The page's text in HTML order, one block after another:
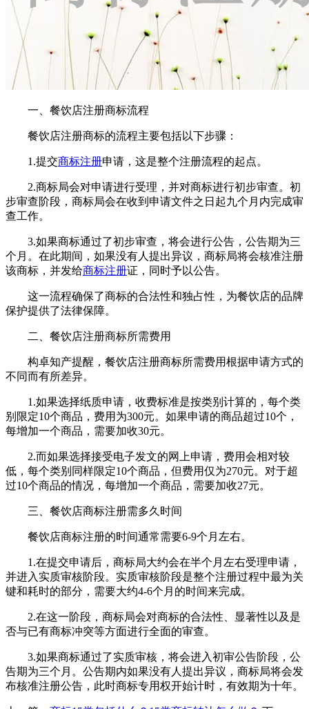
一、餐饮店注册商标流程
餐饮店注册商标的流程主要包括以下步骤：
1.提交商标注册申请，这是整个注册流程的起点。
2.商标局会对申请进行受理，并对商标进行初步审查。初
步审查阶段，商标局会在收到申请文件之日起九个月内完成审
查工作。
3.如果商标通过了初步审查，将会进行公告，公告期为三
个月。在此期间，如果没有人提出异议，商标局将会核准注册
该商标，并发给商标注册证，同时予以公告。
这一流程确保了商标的合法性和独占性，为餐饮店的品牌
保护提供了法律保障。
二、餐饮店注册商标所需费用
构卓知产提醒，餐饮店注册商标所需费用根据申请方式的
不同而有所差异。
1.如果选择纸质申请，收费标准是按类别计算的，每个类
别限定10个商品，费用为300元。如果申请的商品超过10个，
每增加一个商品，需要加收30元。
2.而如果选择接受电子发文的网上申请，费用会相对较
低，每个类别同样限定10个商品，但费用仅为270元。对于超
过10个商品的情况，每增加一个商品，需要加收27元。
三、餐饮店商标注册需多久时间
餐饮店商标注册的时间通常需要6-9个月左右。
1.在提交申请后，商标局大约会在半个月左右受理申请，
并进入实质审核阶段。实质审核阶段是整个注册过程中最为关
键和耗时的部分，需要大约4-6个月的时间来完成。
2.在这一阶段，商标局会对商标的合法性、显著性以及是
否与已有商标冲突等方面进行全面的审查。
3.如果商标通过了实质审核，将会进入初审公告阶段，公
告期为三个月。公告期内如果没有人提出异议，商标局将会发
布核准注册公告，此时商标专用权开始计时，有效期为十年。